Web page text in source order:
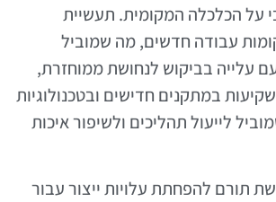
על הכלכלה המקומית. תעשיית
עבודה חדשים, מה שמוביל
עלייה בביקוש לנחושת ממוחזרת,
במתקנים חדישים ובטכנולוגיות
לייעול תהליכים ולשיפור איכות
תורם להפחתת עלויות ייצור עבור